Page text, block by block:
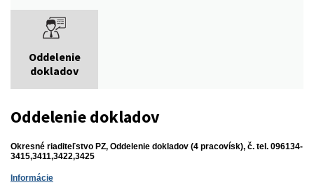
Oddelenie
dokladov
Oddelenie dokladov
Okresné riaditeľstvo PZ, Oddelenie dokladov (4 pracovísk), č. tel. 096134-
3415,3411,3422,3425
Informácie